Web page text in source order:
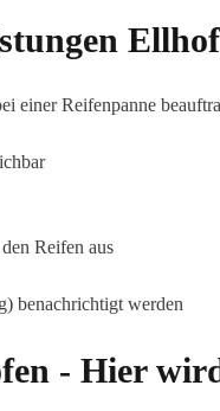
einer Reifenpanne
Reifen aus
benachrichtigt werden
- Hier